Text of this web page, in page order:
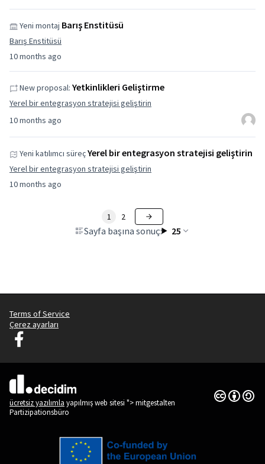
10 months ago
Yeni montaj Barış Enstitüsü
Barış Enstitüsü
10 months ago
New proposal: Yetkinlikleri Geliştirme
Yerel bir entegrasyon stratejisi geliştirin
10 months ago
Yeni katılımcı süreçYerel bir entegrasyon stratejisi geliştirin
Yerel bir entegrasyon stratejisi geliştirin
Sayfa başına sonuç: 25
1 2
Terms of Service
Çerez ayarları
Decidim Ljubljana Facebook'ta
(Dış bağlantı)
ücretsiz yazılımla yapılmış web sitesi "> mitgestalten
Partizipationsbüro
Creative
(Dış